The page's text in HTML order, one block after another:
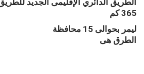
365 كم
ليمر بحوالى 15 محافظة
الطرق هى